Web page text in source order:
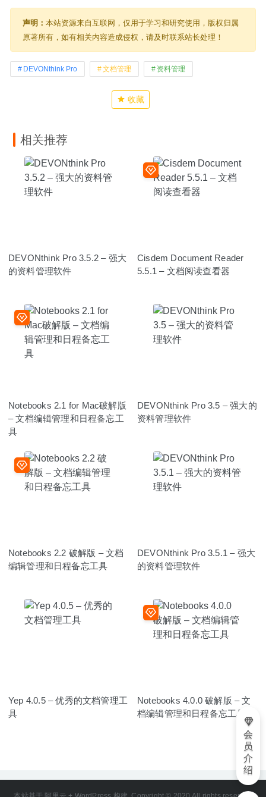
声明： 本站资源来自互联网，仅用于学习和研究使用，版权归属
原著所有，如有相关内容造成侵权，请及时联系站长处理！
DEVONthink Pro 文档管理 资料管理
收藏
相关推荐
DEVONthink Pro 3.5.2 – 强大
的资料管理软件
Cisdem Document Reader
5.5.1 – 文档阅读查看器
Notebooks 2.1 for Mac破解版
– 文档编辑管理和日程备忘工
具
DEVONthink Pro 3.5 – 强大的
资料管理软件
Notebooks 2.2 破解版 – 文档
编辑管理和日程备忘工具
DEVONthink Pro 3.5.1 – 强大
的资料管理软件
Yep 4.0.5 – 优秀的文档管理工
具
Notebooks 4.0.0 破解版 – 文
档编辑管理和日程备忘工具
会
员
介
绍